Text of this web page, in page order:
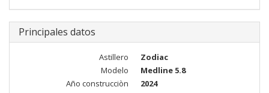
Principales datos
Astillero
Zodiac
Modelo
Medline 5.8
Año construcciòn
2024